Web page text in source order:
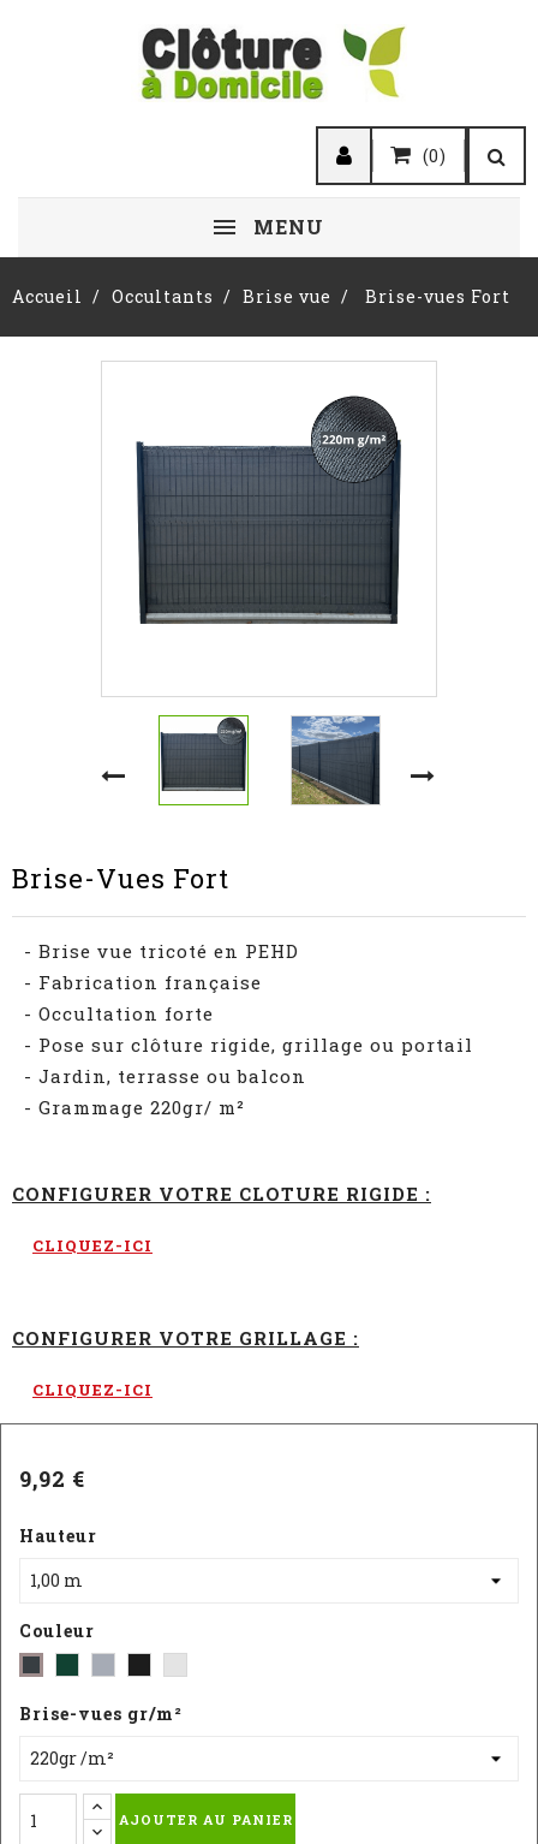
(0)
MENU
Accueil Occultants Brise vue Brise-vues Fort
Brise-Vues Fort
- Brise vue tricoté en PEHD
- Fabrication française
- Occultation forte
- Pose sur clôture rigide, grillage ou portail
- Jardin, terrasse ou balcon
- Grammage 220gr/ m²
CONFIGURER VOTRE CLOTURE RIGIDE :
CLIQUEZ-ICI
CONFIGURER VOTRE GRILLAGE :
CLIQUEZ-ICI
9,92 €
Hauteur
Couleur
Gris
-
7016
:
6005
9006
Brise-vues gr/m²
AJOUTER AU PANIER